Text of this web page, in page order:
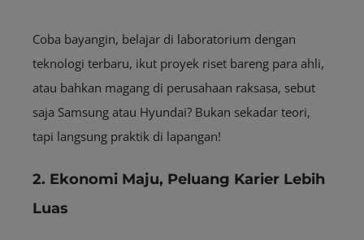
Coba bayangin, belajar di laboratorium dengan
teknologi terbaru, ikut proyek riset bareng para ahli,
atau bahkan magang di perusahaan raksasa, sebut
saja Samsung atau Hyundai? Bukan sekadar teori,
tapi langsung praktik di lapangan!
2. Ekonomi Maju, Peluang Karier Lebih
Luas